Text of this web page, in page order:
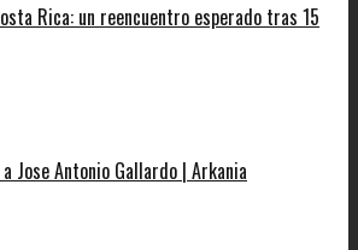
Rica: un reencuentro esperado tras 15
Jose Antonio Gallardo | Arkania